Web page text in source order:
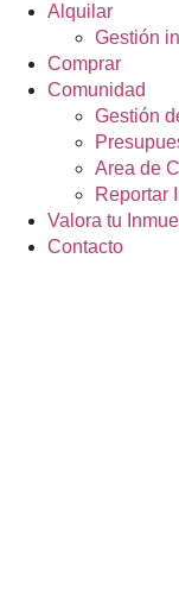
Alquilar
Gestión
Comprar
Comunidad
Gestión
Area de
Reportar
Valora tu
Contacto